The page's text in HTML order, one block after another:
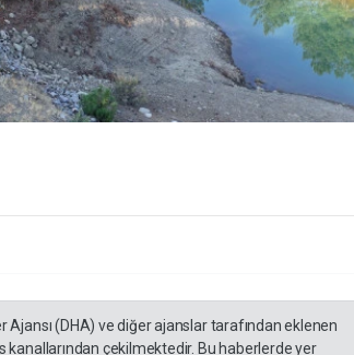
Ajansı (DHA) ve diğer ajanslar tarafından eklenen
çekilmektedir. Bu haberlerde yer